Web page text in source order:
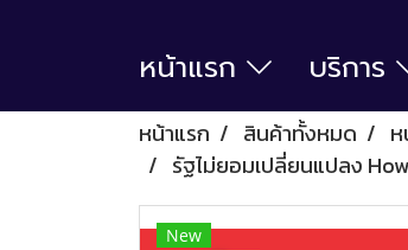
หน้าแรก บริการ
หน้าแรก สินค้าทั้งหมด
รัฐไม่ยอมเปลี่ยนแปลง
New